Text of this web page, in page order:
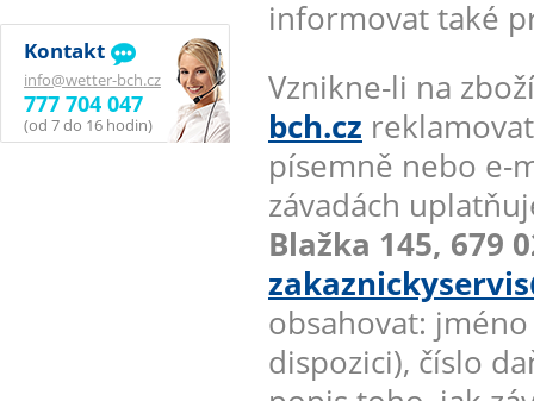
Kontakt
info@wetter-bch.cz
777 704 047
(od 7 do 16 hodin)
informovat také
Vznikne-li na
bch.cz
písemně nebo e-
závadách
Blažka 145, 679
obsahovat:
dispozici), číslo